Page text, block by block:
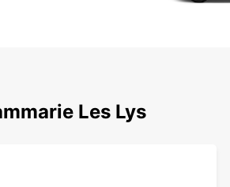
Les Lys